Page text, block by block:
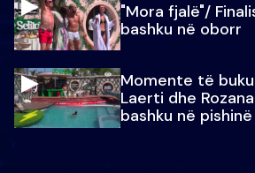
"Mora fjalë"/
bashku në oborr
Momente të
Laerti dhe
bashku në pishinë